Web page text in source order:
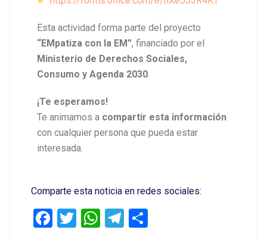
Esta actividad forma parte del proyecto
“EMpatiza con la EM”, financiado por el
Ministerio de Derechos Sociales,
Consumo y Agenda 2030
¡Te esperamos!
Te animamos a compartir esta información
con cualquier persona que pueda estar
interesada.
Comparte esta noticia en redes sociales:
Facebook
Twitter
WhatsApp
Telegram